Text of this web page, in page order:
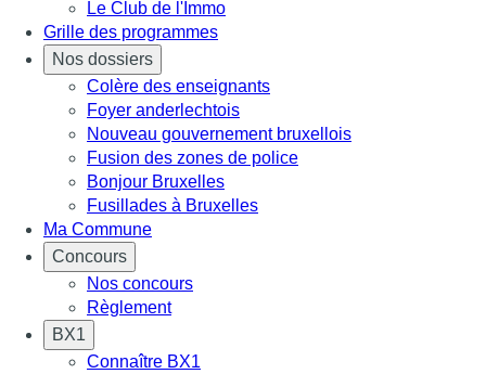
Le Club de l'Immo
Grille des programmes
Nos dossiers
Colère des enseignants
Foyer anderlechtois
Nouveau gouvernement bruxellois
Fusion des zones de police
Bonjour Bruxelles
Fusillades à Bruxelles
Ma Commune
Concours
Nos concours
Règlement
BX1
Connaître BX1